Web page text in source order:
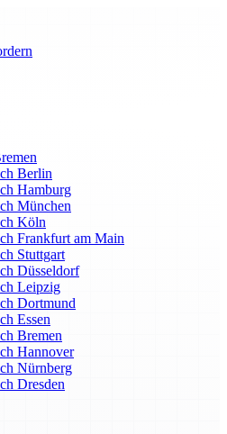
Berlin
Hamburg
München
Köln
Frankfurt am Main
Stuttgart
Düsseldorf
Leipzig
Dortmund
Essen
Bremen
Hannover
Nürnberg
Dresden